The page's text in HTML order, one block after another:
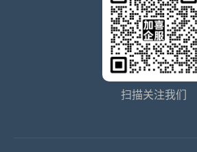
扫描关注我们